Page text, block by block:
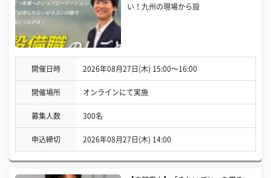
い！九州の現場から設
開催日時 2026年08月27日(木) 15:00〜16:00
開催場所 オンラインにて実施
募集人数 300名
申込締切 2026年08月27日(木) 14:00